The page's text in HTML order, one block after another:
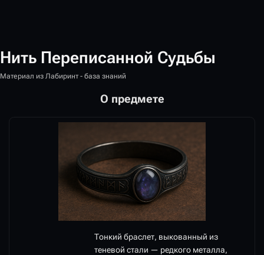
Нить Переписанной Судьбы
Материал из Лабиринт - база знаний
О предмете
Тонкий браслет, выкованный из
теневой стали — редкого металла,